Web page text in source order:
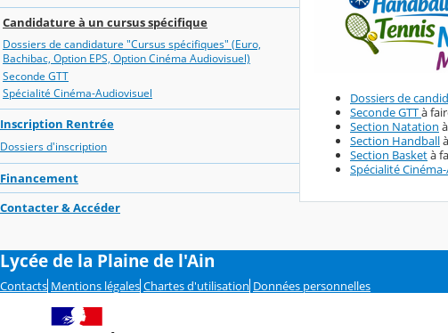
Candidature à un cursus spécifique
Dossiers de candidature "Cursus spécifiques" (Euro,
Bachibac, Option EPS, Option Cinéma Audiovisuel)
Seconde GTT
Spécialité Cinéma-Audiovisuel
Inscription Rentrée
Dossiers d'inscription
Financement
Contacter & Accéder
Dossiers de
Seconde GTTà
Section Natation
Section Handball
Section Basketà
Spécialité
Lycée de la Plaine de l'Ain
Contacts Mentions légales Chartes d'utilisation Données personnelles